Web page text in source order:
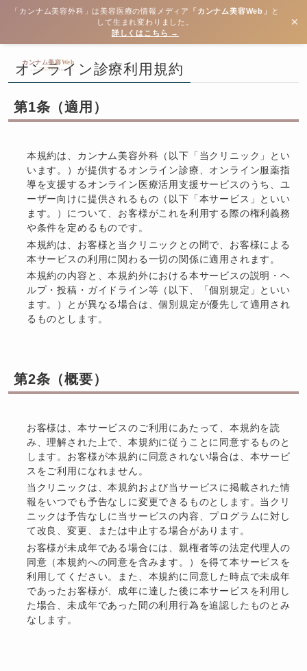
「カンナム美容外科」は美容医療の情報メディア 「カンナム美容Web」
と
して生まれ変わりました。
詳しくはこちら →
✕
オンライン診療利用規約
第1条（適用）
本規約は、カンナム美容外科（以下「当クリニック」とい
います。）が提供するオンライン診療、オンライン服薬指
導を支援するオンライン医療活用支援サービスのうち、ユ
ーザー向けに提供されるもの（以下「本サービス」といい
ます。）について、お客様がこれを利用する際の権利義務
や条件を定めるものです。
本規約は、お客様と当クリニックとの間で、お客様による
本サービスの利用に関わる一切の関係に適用されます。
本規約の内容と、本規約外における本サービスの説明・ヘ
ルプ・投稿・ガイドライン等（以下、「個別規定」といい
ます。）とが異なる場合は、個別規定が優先して適用され
るものとします。
第2条（概要）
お客様は、本サービスのご利用にあたって、本規約を読
み、理解された上で、本規約に従うことに同意するものと
します。お客様が本規約に同意されない場合は、本サービ
スをご利用になれません。
当クリニックは、本規約および当サービスに掲載された情
報をいつでも予告なしに変更できるものとします。当クリ
ニックは予告なしに当サービスの内容、プログラムに対し
て改良、変更、または中止する場合があります。
お客様が未成年である場合には、親権者等の法定代理人の
同意（本規約への同意を含みます。）を得て本サービスを
利用してください。また、本規約に同意した時点で未成年
であったお客様が、成年に達した後に本サービスを利用し
た場合、未成年であった間の利用行為を追認したものとみ
なします。